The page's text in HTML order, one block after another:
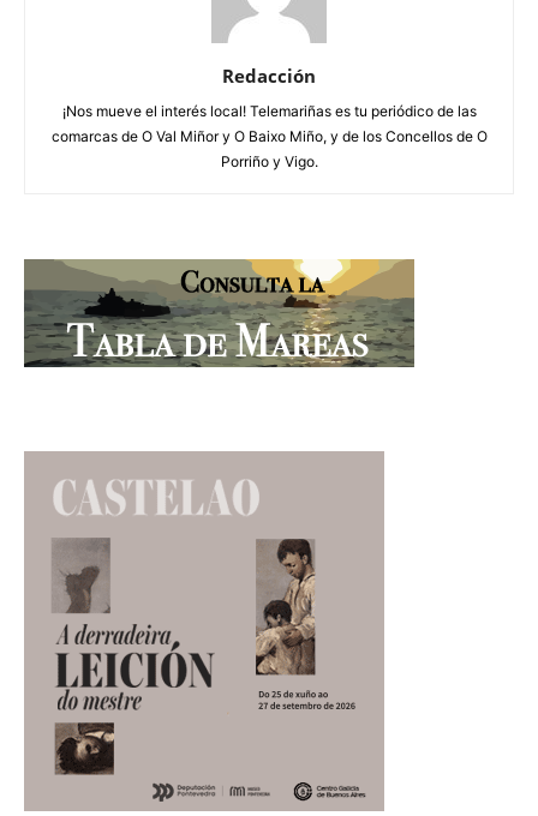
Redacción
¡Nos mueve el interés local! Telemariñas es tu periódico de las
comarcas de O Val Miñor y O Baixo Miño, y de los Concellos de O
Porriño y Vigo.